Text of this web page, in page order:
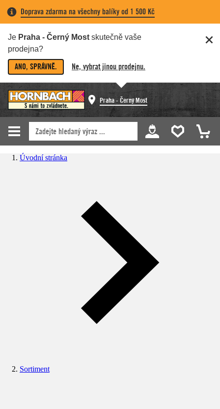
Doprava zdarma na všechny balíky od 1 500 Kč
Je Praha - Černý Most skutečně vaše
prodejna?
ANO, SPRÁVNĚ. Ne, vybrat jinou prodejnu.
Praha - Černý Most
Úvodní stránka
Sortiment